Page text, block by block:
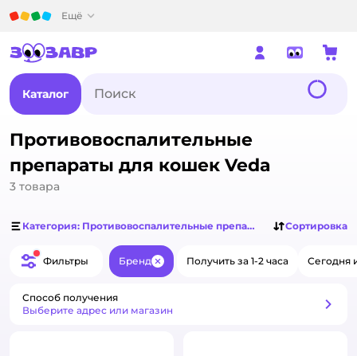
Ещё
Каталог
Противовоспалительные
препараты для кошек Veda
3 товара
Категория: Противовоспалительные препараты для кошек
Сортировка
Фильтры Бренд ЗакрытьПолучить за 1-2 часа Сегодня
Способ получения
Выберите адрес или магазин